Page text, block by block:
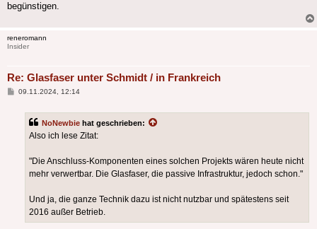
begünstigen.
reneromann
Insider
Re: Glasfaser unter Schmidt / in Frankreich
Beitrag
09.11.2024, 12:14
NoNewbie hat geschrieben:
Also ich lese Zitat:
"Die Anschluss-Komponenten eines solchen Projekts wären heute nicht
mehr verwertbar. Die Glasfaser, die passive Infrastruktur, jedoch schon."
Und ja, die ganze Technik dazu ist nicht nutzbar und spätestens seit
2016 außer Betrieb.